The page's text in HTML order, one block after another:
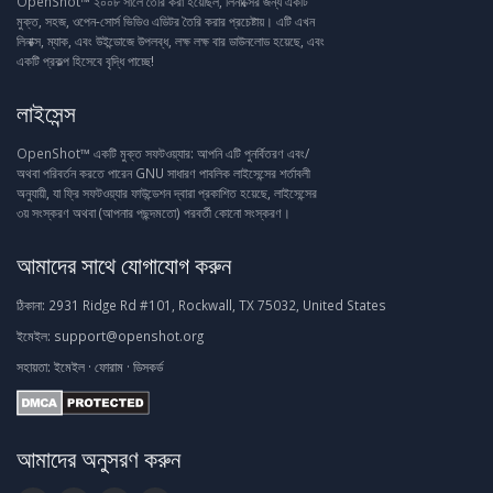
মুক্ত, সহজ, ওপেন-সোর্স ভিডিও এডিটর তৈরি করার প্রচেষ্টায়। এটি এখন
লিনাক্স, ম্যাক, এবং উইন্ডোজে উপলব্ধ, লক্ষ লক্ষ বার ডাউনলোড হয়েছে, এবং
একটি প্রকল্প হিসেবে বৃদ্ধি পাচ্ছে!
লাইসেন্স
OpenShot™ একটি মুক্ত সফটওয়্যার: আপনি এটি পুনর্বিতরণ এবং/
অথবা পরিবর্তন করতে পারেন GNU সাধারণ পাবলিক লাইসেন্সের শর্তাবলী
অনুযায়ী, যা ফ্রি সফটওয়্যার ফাউন্ডেশন দ্বারা প্রকাশিত হয়েছে, লাইসেন্সের
৩য় সংস্করণ অথবা (আপনার পছন্দমতো) পরবর্তী কোনো সংস্করণ।
আমাদের সাথে যোগাযোগ করুন
ঠিকানা: 2931 Ridge Rd #101, Rockwall, TX 75032, United States
ইমেইল: support@openshot.org
সহায়তা: ইমেইল · ফোরাম · ডিসকর্ড
আমাদের অনুসরণ করুন